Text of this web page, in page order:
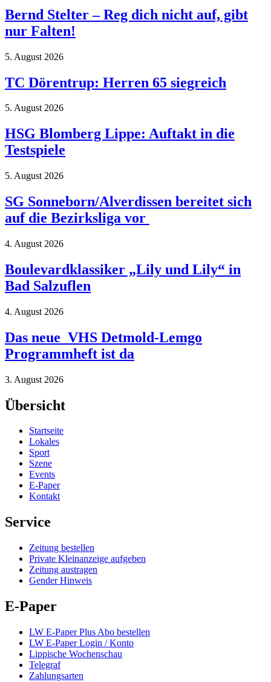
Bernd Stelter – Reg dich nicht auf, gibt
nur Falten!
5. August 2026
TC Dörentrup: Herren 65 siegreich
5. August 2026
HSG Blomberg Lippe: Auftakt in die
Testspiele
5. August 2026
SG Sonneborn/Alverdissen bereitet sich
auf die Bezirksliga vor
4. August 2026
Boulevardklassiker „Lily und Lily“ in
Bad Salzuflen
4. August 2026
Das neue VHS Detmold-Lemgo
Programmheft ist da
3. August 2026
Übersicht
Startseite
Lokales
Sport
Szene
Events
E-Paper
Kontakt
Service
Zeitung bestellen
Private Kleinanzeige aufgeben
Zeitung austragen
Gender Hinweis
E-Paper
LW E-Paper Plus Abo bestellen
LW E-Paper Login / Konto
Lippische Wochenschau
Telegraf
Zahlungsarten